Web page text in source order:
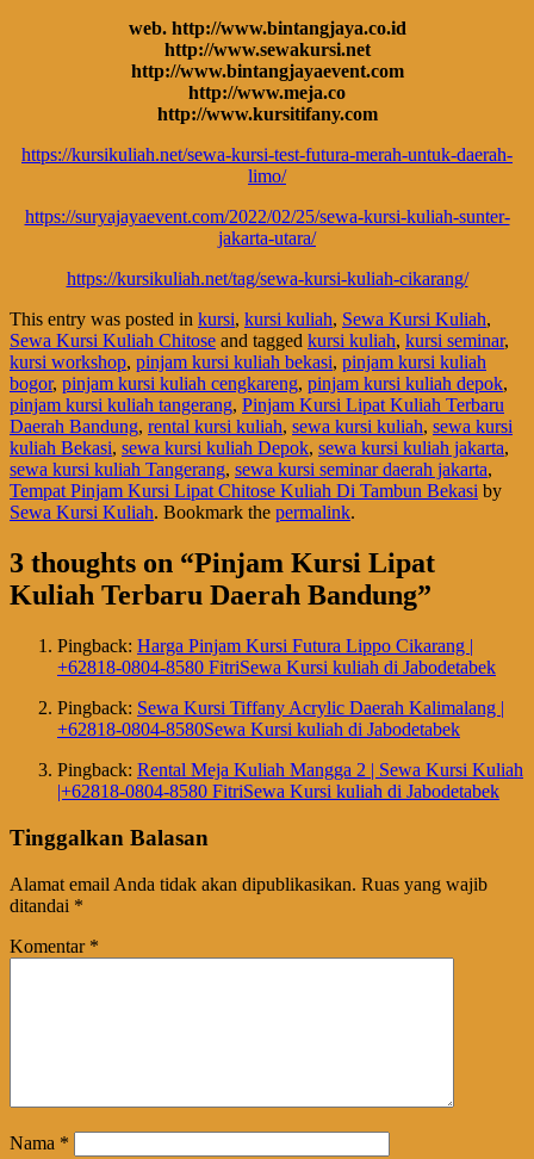
web. http://www.bintangjaya.co.id
http://www.sewakursi.net
http://www.bintangjayaevent.com
http://www.meja.co
http://www.kursitifany.com
https://kursikuliah.net/sewa-kursi-test-futura-merah-untuk-daerah-
limo/
https://suryajayaevent.com/2022/02/25/sewa-kursi-kuliah-sunter-
jakarta-utara/
https://kursikuliah.net/tag/sewa-kursi-kuliah-cikarang/
This entry was posted in kursi, kursi kuliah, Sewa Kursi Kuliah,
Sewa Kursi Kuliah Chitose and tagged kursi kuliah, kursi seminar,
kursi workshop, pinjam kursi kuliah bekasi, pinjam kursi kuliah
bogor, pinjam kursi kuliah cengkareng, pinjam kursi kuliah depok,
pinjam kursi kuliah tangerang, Pinjam Kursi Lipat Kuliah Terbaru
Daerah Bandung, rental kursi kuliah, sewa kursi kuliah, sewa kursi
kuliah Bekasi, sewa kursi kuliah Depok, sewa kursi kuliah jakarta,
sewa kursi kuliah Tangerang, sewa kursi seminar daerah jakarta,
Tempat Pinjam Kursi Lipat Chitose Kuliah Di Tambun Bekasi by
Sewa Kursi Kuliah. Bookmark the permalink.
3 thoughts on “Pinjam Kursi Lipat
Kuliah Terbaru Daerah Bandung”
Pingback: Harga Pinjam Kursi Futura Lippo Cikarang |
+62818-0804-8580 FitriSewa Kursi kuliah di Jabodetabek
Pingback: Sewa Kursi Tiffany Acrylic Daerah Kalimalang |
+62818-0804-8580Sewa Kursi kuliah di Jabodetabek
Pingback: Rental Meja Kuliah Mangga 2 | Sewa Kursi Kuliah
|+62818-0804-8580 FitriSewa Kursi kuliah di Jabodetabek
Tinggalkan Balasan
Alamat email Anda tidak akan dipublikasikan. Ruas yang wajib
ditandai *
Komentar *
Nama *